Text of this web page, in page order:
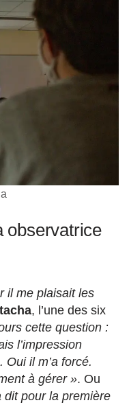
observatrice
il me plaisait les
, l’une des six
cette question :
l’impression
Oui il m’a forcé.
à gérer ». Ou
dit pour la première